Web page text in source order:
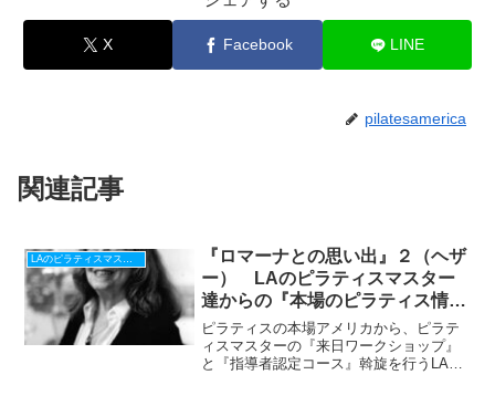
X Facebook LINE
pilatesamerica
関連記事
LAのピラティスマスターから貴方へ
『ロマーナとの思い出』２（ヘザ
ー） LAのピラティスマスター
達からの『本場のピラティス情
報』♪
ピラティスの本場アメリカから、ピラテ
ィスマスターの『来日ワークショップ』
と『指導者認定コース』斡旋を行うLALA